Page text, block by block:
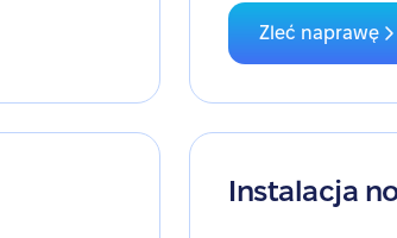
Zleć naprawę
Instalacja